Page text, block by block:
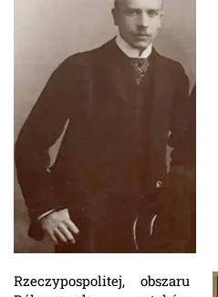
Rzeczypospolitej, obszaru